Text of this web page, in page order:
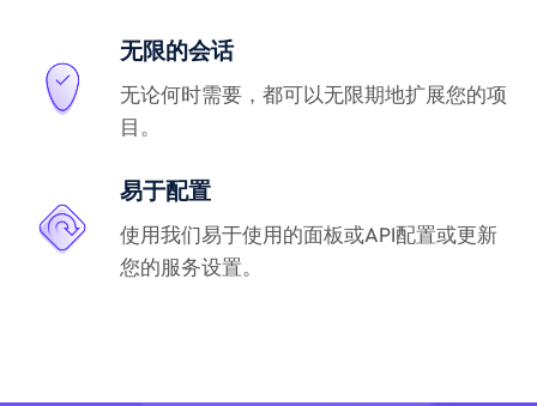
无限的会话
无论何时需要，都可以无限期地扩展您的项
目。
易于配置
使用我们易于使用的面板或API配置或更新
您的服务设置。